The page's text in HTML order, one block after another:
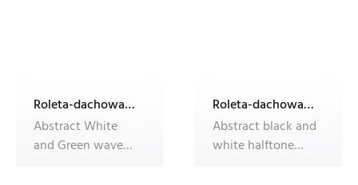
Roleta-dachowa-w-kasecie-Dekolux-z-nadrukiem
Abstract White
and Green wave
Roleta-dachowa-w-kasecie-Dekolux-z-nadrukiem
Abstract black and
white halftone